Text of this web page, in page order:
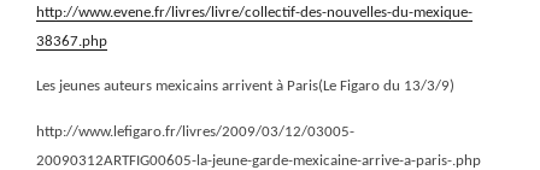
http://www.evene.fr/livres/livre/collectif-des-nouvelles-du-mexique-
38367.php
Les jeunes auteurs mexicains arrivent à Paris(Le Figaro du 13/3/9)
http://www.lefigaro.fr/livres/2009/03/12/03005-
20090312ARTFIG00605-la-jeune-garde-mexicaine-arrive-a-paris-.php